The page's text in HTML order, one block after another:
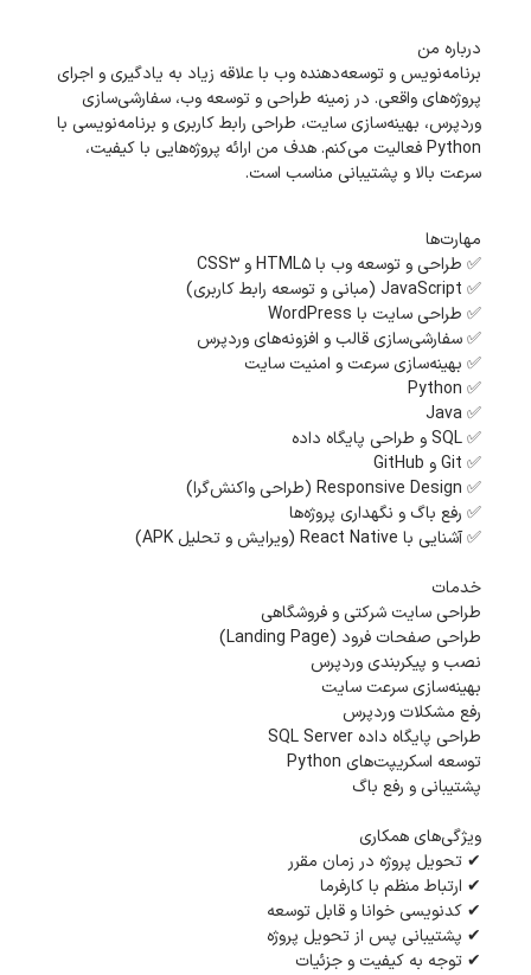
درباره من
برنامه‌نویس و توسعه‌دهنده وب با علاقه زیاد به یادگیری و اجرای
پروژه‌های واقعی. در زمینه طراحی و توسعه وب، سفارشی‌سازی
وردپرس، بهینه‌سازی سایت، طراحی رابط کاربری و برنامه‌نویسی با
Python فعالیت می‌کنم. هدف من ارائه پروژه‌هایی با کیفیت،
سرعت بالا و پشتیبانی مناسب است.
مهارت‌ها
✅ طراحی و توسعه وب با HTML5 و CSS3
✅ JavaScript (مبانی و توسعه رابط کاربری)
✅ طراحی سایت با WordPress
✅ سفارشی‌سازی قالب و افزونه‌های وردپرس
✅ بهینه‌سازی سرعت و امنیت سایت
✅ Python
✅ Java
✅ SQL و طراحی پایگاه داده
✅ Git و GitHub
✅ Responsive Design (طراحی واکنش‌گرا)
✅ رفع باگ و نگهداری پروژه‌ها
✅ آشنایی با React Native (ویرایش و تحلیل APK)
خدمات
طراحی سایت شرکتی و فروشگاهی
طراحی صفحات فرود (Landing Page)
نصب و پیکربندی وردپرس
بهینه‌سازی سرعت سایت
رفع مشکلات وردپرس
طراحی پایگاه داده SQL Server
توسعه اسکریپت‌های Python
پشتیبانی و رفع باگ
ویژگی‌های همکاری
✔ تحویل پروژه در زمان مقرر
✔ ارتباط منظم با کارفرما
✔ کدنویسی خوانا و قابل توسعه
✔ پشتیبانی پس از تحویل پروژه
✔ توجه به کیفیت و جزئیات